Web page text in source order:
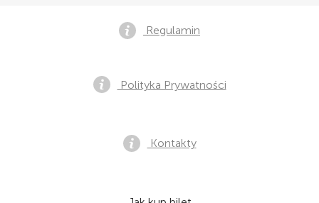
Regulamin
Polityka Prywatności
Kontakty